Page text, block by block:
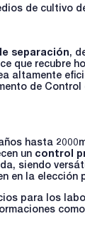
de cultivo
separación,
que recubre
altamente
de
hasta
un control
siendo
en la elección
para los